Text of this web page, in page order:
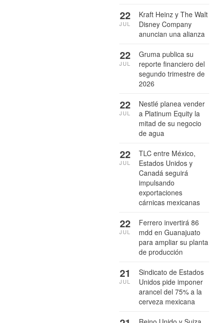
Kraft Heinz y The Walt
Disney Company
anuncian una alianza
22
JUL
Gruma publica su
reporte financiero del
segundo trimestre de
2026
22
JUL
Nestlé planea vender
a Platinum Equity la
mitad de su negocio
de agua
22
JUL
TLC entre México,
Estados Unidos y
Canadá seguirá
impulsando
exportaciones
cárnicas mexicanas
22
JUL
Ferrero invertirá 86
mdd en Guanajuato
para ampliar su planta
de producción
22
JUL
Sindicato de Estados
Unidos pide imponer
arancel del 75% a la
cerveza mexicana
21
JUL